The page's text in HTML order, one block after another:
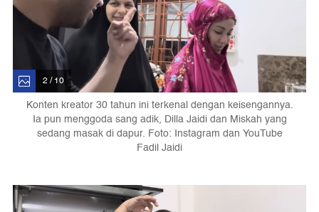
2 / 10
Konten kreator 30 tahun ini terkenal dengan keisengannya.
Ia pun menggoda sang adik, Dilla Jaidi dan Miskah yang
sedang masak di dapur. Foto: Instagram dan YouTube
Fadil Jaidi